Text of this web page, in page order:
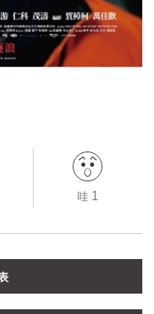
哇 1